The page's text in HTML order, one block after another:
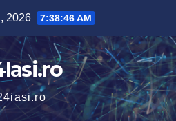
2026 7:38:46 AM